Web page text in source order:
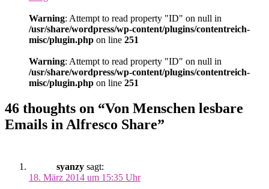
Warning: Attempt to read property "ID" on null in
/usr/share/wordpress/wp-content/plugins/contentreich-
misc/plugin.php on line 251
Warning: Attempt to read property "ID" on null in
/usr/share/wordpress/wp-content/plugins/contentreich-
misc/plugin.php on line 251
46 thoughts on “Von Menschen lesbare
Emails in Alfresco Share”
syanzy sagt:
18. März 2014 um 15:35 Uhr